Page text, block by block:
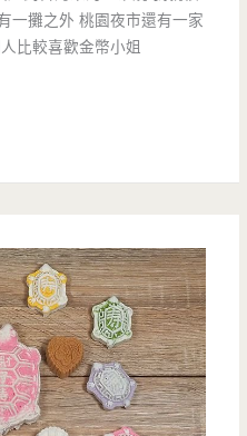
一攤之外 桃園夜市還有一家
比較喜歡金幣小姐